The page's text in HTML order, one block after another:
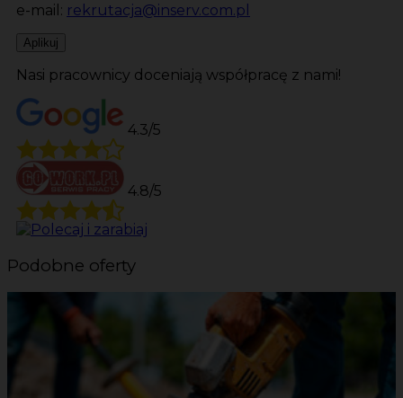
e-mail: rekrutacja@inserv.com.pl
Aplikuj
Nasi pracownicy doceniają współpracę z nami!
4.3/5
4.8/5
Podobne oferty